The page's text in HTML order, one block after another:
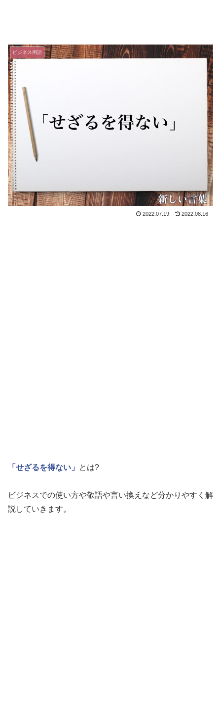
ビジネス用語
2022.07.19 2022.08.16
「せざるを得ない」 とは?
ビジネスでの使い方や敬語や言い換えなど分かりやすく解
説していきます。